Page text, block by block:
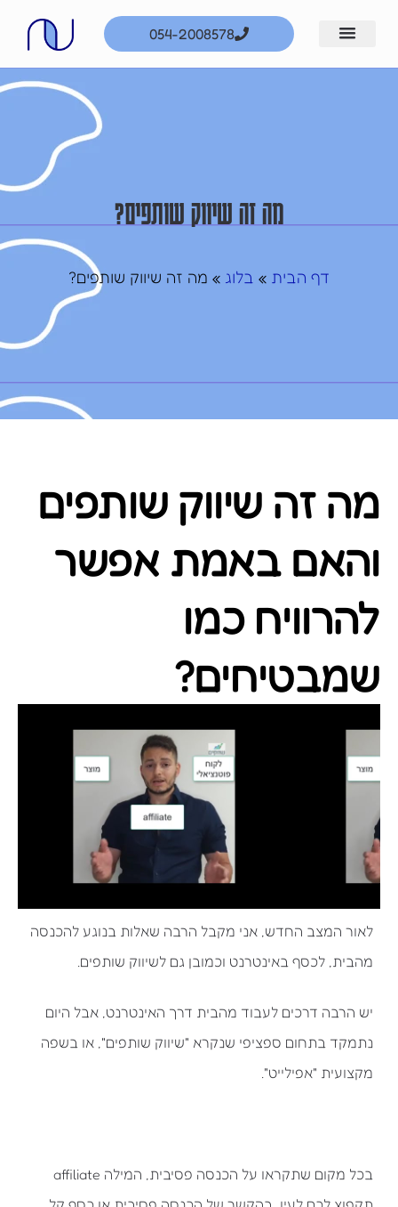
054-2008578
מה זה שיווק שותפים?
דף הבית » בלוג » מה זה שיווק שותפים?
מה זה שיווק שותפים
והאם באמת אפשר
להרוויח כמו
שמבטיחים?
לאור המצב החדש, אני מקבל הרבה שאלות בנוגע להכנסה
מהבית, לכסף באינטרנט וכמובן גם לשיווק שותפים.
יש הרבה דרכים לעבוד מהבית דרך האינטרנט, אבל היום
נתמקד בתחום ספציפי שנקרא "שיווק שותפים", או בשפה
מקצועית "אפילייט".
בכל מקום שתקראו על הכנסה פסיבית, המילה affiliate